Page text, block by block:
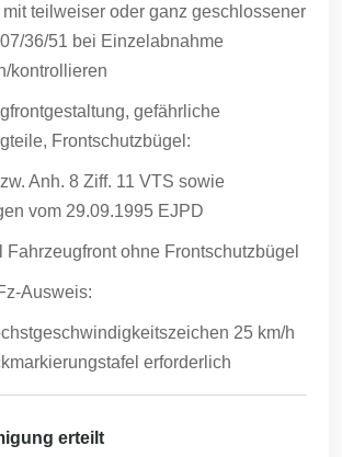
mit teilweiser oder ganz geschlossener
36/51 bei Einzelabnahme
kontrollieren
gefährliche
Frontschutzbügel:
Anh. 8 Ziff. 11 VTS sowie
vom 29.09.1995 EJPD
Fahrzeugfront ohne Frontschutzbügel
Ausweis:
25 km/h
erforderlich
erteilt